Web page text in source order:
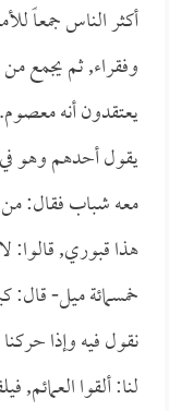
أكثر الناس جمعاً
وفقراء, ثم يجمع من
يعتقدون أنه معصوم.
يقول أحدهم وهو
معه شباب فقال:
هذا قبوري, قالوا:
خمسمائة ميل-
نقول فيه وإذا
لنا: ألقوا العمائم,